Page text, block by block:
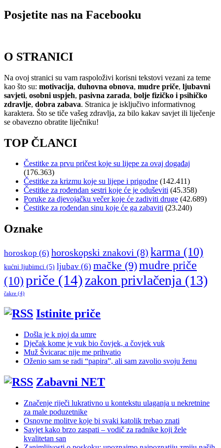
Posjetite nas na Facebooku
O STRANICI
Na ovoj stranici su vam raspoloživi korisni tekstovi vezani za teme
kao što su: motivacija, duhovna obnova, mudre priče, ljubavni
savjeti, osobni uspjeh, pasivna zarada, bolje fizičko i psihičko
zdravlje, dobra zabava. Stranica je isključivo informativnog
karaktera. Što se tiče vašeg zdravlja, za bilo kakav savjet ili liječenje
se obavezno obratite liječniku!
TOP ČLANCI
Čestitke za prvu pričest koje su lijepe za ovaj događaj
(176.363)
Čestitke za krizmu koje su lijepe i prigodne (142.411)
Čestitke za rođendan sestri koje će je oduševiti (45.358)
Poruke za djevojačku večer koje će zadiviti druge (42.689)
Čestitke za rođendan sinu koje će ga zabaviti (23.240)
Oznake
horoskop (6) horoskopski znakovi (8) karma (10)
kućni ljubimci (5) ljubav (6) mačke (9)mudre priče
(10)priče (14)zakon privlačenja (13)
čakre (4)
Istinite priče
Došla je k njoj da umre
Dječak kome je vuk bio čovjek, a čovjek vuk
Muž Švicarac nije me prihvatio
Oženio sam se radi “papira”, ali sam zavolio svoju ženu
Zabavni NET
Značenje riječi lukrativno u kontekstu ulaganja u nekretnine
za male poduzetnike
Osnovne molitve koje bi svaki katolik trebao znati
Savjet kako brzo zaspati – vodič za radnike koji žele
kvalitetan san